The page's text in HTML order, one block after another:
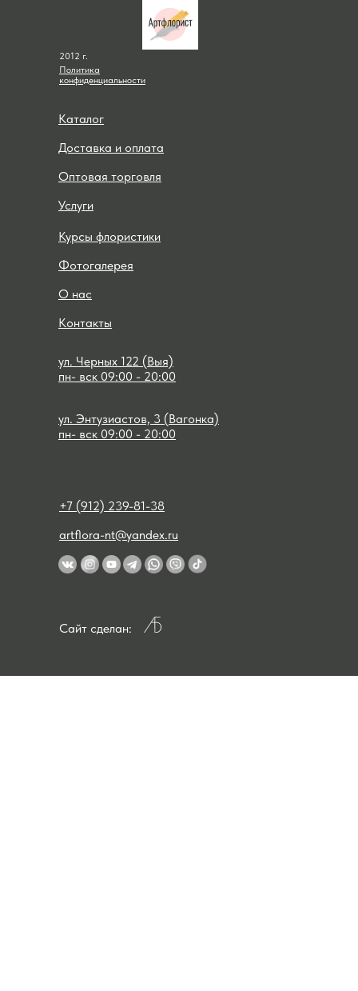
Курсы флористики
Фотогалерея
О нас
Контакты
Каталог
Доставка и оплата
Оптовая торговля
Услуги
+7 (912) 239-81-38
artflora-nt@yandex.ru
Сайт сделан:
ул. Черных 122 (Выя)
2012 г.
пн- вск 09:00 - 20:00
Политика
конфиденциальности
пн- вск 09:00 - 20:00
ул. Энтузиастов, 3 (Вагонка)